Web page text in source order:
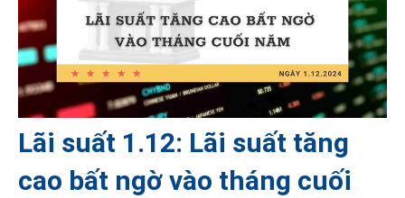
Lãi suất 1.12: Lãi suất tăng
cao bất ngờ vào tháng cuối